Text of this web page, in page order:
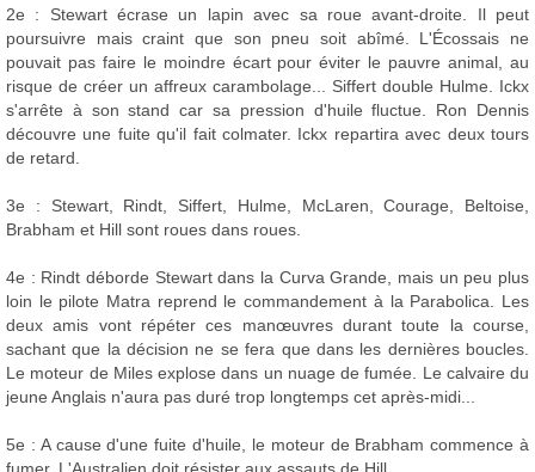
2e : Stewart écrase un lapin avec sa roue avant-droite. Il peut
poursuivre mais craint que son pneu soit abîmé. L'Écossais ne
pouvait pas faire le moindre écart pour éviter le pauvre animal, au
risque de créer un affreux carambolage... Siffert double Hulme. Ickx
s'arrête à son stand car sa pression d'huile fluctue. Ron Dennis
découvre une fuite qu'il fait colmater. Ickx repartira avec deux tours
de retard.
3e : Stewart, Rindt, Siffert, Hulme, McLaren, Courage, Beltoise,
Brabham et Hill sont roues dans roues.
4e : Rindt déborde Stewart dans la Curva Grande, mais un peu plus
loin le pilote Matra reprend le commandement à la Parabolica. Les
deux amis vont répéter ces manœuvres durant toute la course,
sachant que la décision ne se fera que dans les dernières boucles.
Le moteur de Miles explose dans un nuage de fumée. Le calvaire du
jeune Anglais n'aura pas duré trop longtemps cet après-midi...
5e : A cause d'une fuite d'huile, le moteur de Brabham commence à